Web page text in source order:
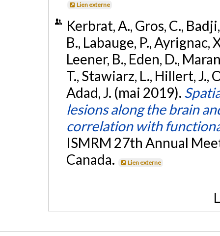
Lien externe
Kerbrat, A., Gros, C.,
B., Labauge, P., Ayrignac,
Leener, B., Eden, D.,
T., Stawiarz, L., Hillert, J.,
Adad, J. (mai 2019).
lesions along the brain
correlation with
ISMRM 27th Annual
Canada.
Lien externe